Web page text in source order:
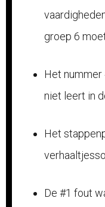
groep 6
Het nummer
niet leert in
Het
De #1 fout